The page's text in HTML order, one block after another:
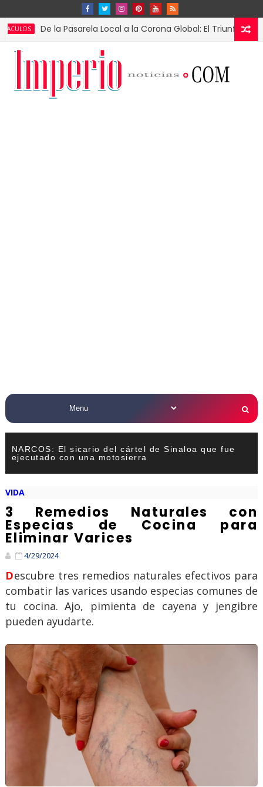
De la Pasarela Local a la Corona Global: El Triunfo de Fátima
NARCOS: El sicario del cártel de Sinaloa que fue
ejecutado con una motosierra
VIDA
3 Remedios Naturales con
Especias de Cocina para
Eliminar Varices
4/29/2024
Descubre tres remedios naturales efectivos para
combatir las varices usando especias comunes de
tu cocina. Ajo, pimienta de cayena y jengibre
pueden ayudarte.